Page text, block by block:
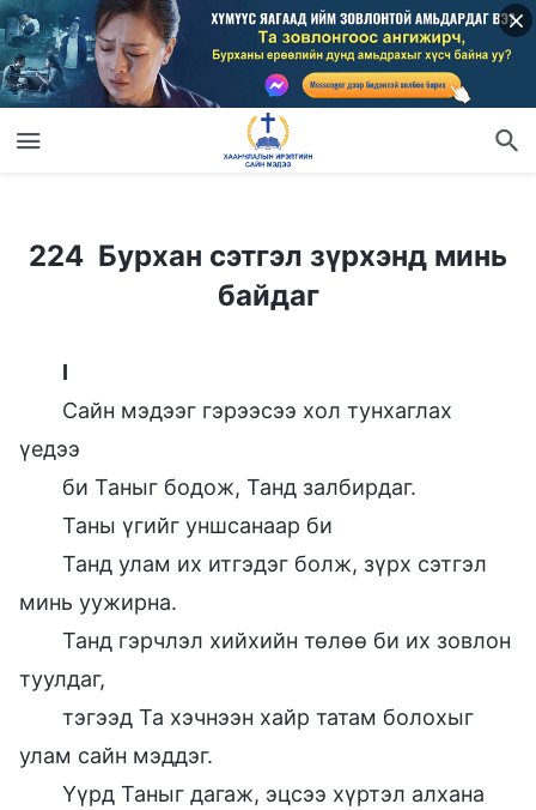
224 Бурхан сэтгэл зүрхэнд минь байдаг
224 Бурхан сэтгэл зүрхэнд минь
байдаг
Ⅰ
Сайн мэдээг гэрээсээ хол тунхаглах
үедээ
би Таныг бодож, Танд залбирдаг.
Таны үгийг уншсанаар би
Танд улам их итгэдэг болж, зүрх сэтгэл
минь уужирна.
Танд гэрчлэл хийхийн төлөө би их зовлон
туулдаг,
тэгээд Та хэчнээн хайр татам болохыг
улам сайн мэддэг.
Үүрд Таныг дагаж, эцсээ хүртэл алхана